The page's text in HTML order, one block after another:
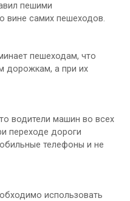
пешими
вине самих пешеходов.
пешеходам, что
дорожкам, а при их
водители машин во всех
переходе дороги
телефоны и не
использовать